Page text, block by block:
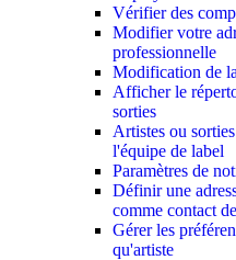
Vérifier des
Modifier votre
professionnelle
Modification de
Afficher le
sorties
Artistes ou
l'équipe de label
Paramètres de
Définir une
comme contact
Gérer les
qu'artiste